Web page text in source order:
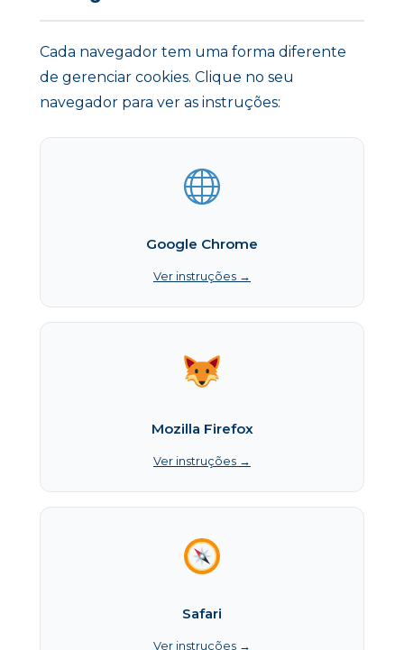
Cada navegador tem uma forma diferente
de gerenciar cookies. Clique no seu
navegador para ver as instruções:
Google Chrome
Ver instruções →
Mozilla Firefox
Ver instruções →
Safari
Ver instruções →